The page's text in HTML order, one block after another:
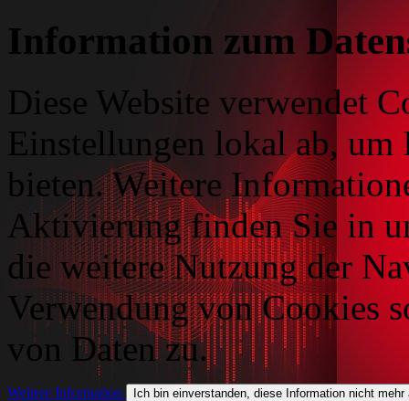
Information zum
Diese Website verwendet
Einstellungen lokal ab, um
bieten. Weitere
Aktivierung finden Sie in
die weitere Nutzung der
Verwendung von Cookies
von Daten zu.
Weitere Information Ich bin einverstanden, diese Information nicht mehr